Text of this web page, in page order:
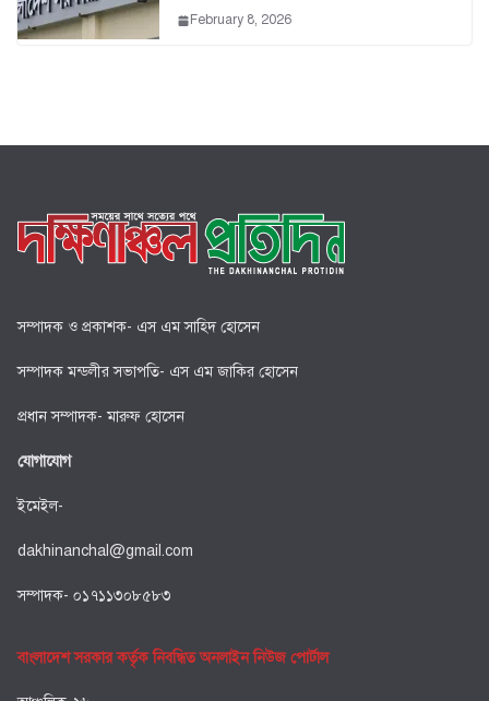
February 8, 2026
সম্পাদক ও প্রকাশক- এস এম সাহিদ হোসেন
সম্পাদক মন্ডলীর সভাপতি- এস এম জাকির হোসেন
প্রধান সম্পাদক- মারুফ হোসেন
যোগাযোগ
ইমেইল-
dakhinanchal@gmail.com
সম্পাদক- ০১৭১১৩০৮৫৮৩
বাংলাদেশ সরকার কর্তৃক নিবন্ধিত অনলাইন নিউজ পোর্টাল